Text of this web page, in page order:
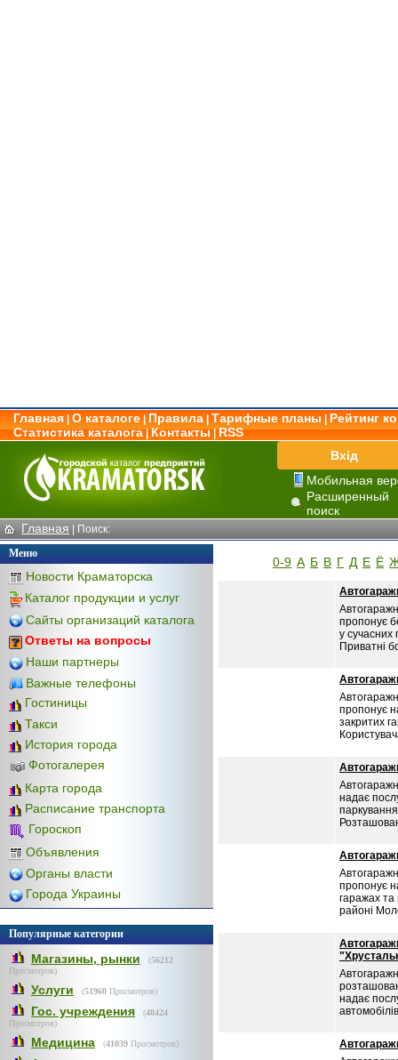
Главная О каталоге Правила Тарифные планы
Рейтинг
Статистика каталога|Контакты|RSS
Вхід
Мобильная
Расширенный
поиск
Главная | Поиск:
Меню
Новости Краматорска
Каталог продукции и услуг
Сайты организаций каталога
Ответы на вопросы
Наши партнеры
Важные телефоны
Гостиницы
Такси
История города
Фотогалерея
Карта города
Расписание транспорта
Гороскоп
Объявления
Органы власти
Города Украины
Популярные категории
Магазины, рынки (56212
Просмотров)
Услуги (51960 Просмотров)
Гос. учреждения (48424
Просмотров)
Медицина (41039 Просмотров)
0-9 А Б В Г Д Е Ё
пропонує
у сучасних
Приватні
пропонує
закритих
надає
пропонує
гаражах та
районі
надає